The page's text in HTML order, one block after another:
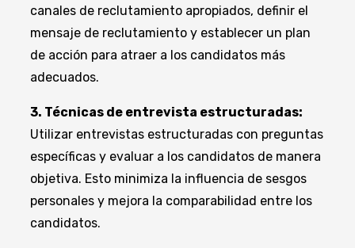
canales de reclutamiento apropiados, definir el
mensaje de reclutamiento y establecer un plan
de acción para atraer a los candidatos más
adecuados.
3. Técnicas de entrevista estructuradas:
Utilizar entrevistas estructuradas con preguntas
específicas y evaluar a los candidatos de manera
objetiva. Esto minimiza la influencia de sesgos
personales y mejora la comparabilidad entre los
candidatos.